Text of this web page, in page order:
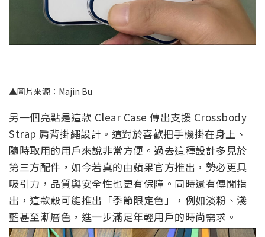
▲圖片來源：Majin Bu
另一個亮點是這款 Clear Case 傳出支援 Crossbody
Strap 肩背掛繩設計。這對於喜歡把手機掛在身上、
隨時取用的用戶來說非常方便。過去這種設計多見於
第三方配件，如今若真的由蘋果官方推出，勢必更具
吸引力，品質與安全性也更有保障。同時還有傳聞指
出，這款殼可能推出「季節限定色」，例如淡粉、淺
藍甚至漸層色，進一步滿足年輕用戶的時尚需求。